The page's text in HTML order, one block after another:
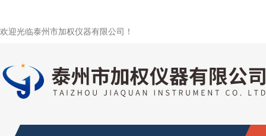
欢迎光临泰州市加权仪器有限公司！